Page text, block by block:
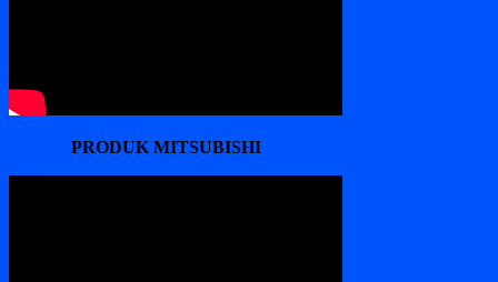
PRODUK MITSUBISHI